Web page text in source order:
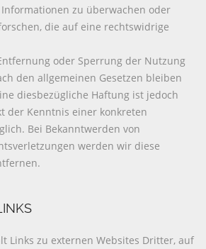
zu überwachen oder
die auf eine rechtswidrige
oder Sperrung der Nutzung
den allgemeinen Gesetzen bleiben
diesbezügliche Haftung ist jedoch
der Kenntnis einer konkreten
Bei Bekanntwerden von
werden wir diese
Links zu externen Websites Dritter, auf